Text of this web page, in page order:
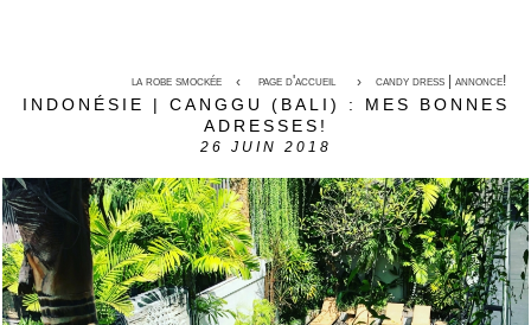
la robe smockée page d'accueil candy dress | annonce!
INDONÉSIE | CANGGU (BALI) : MES BONNES
ADRESSES!
26 JUIN 2018